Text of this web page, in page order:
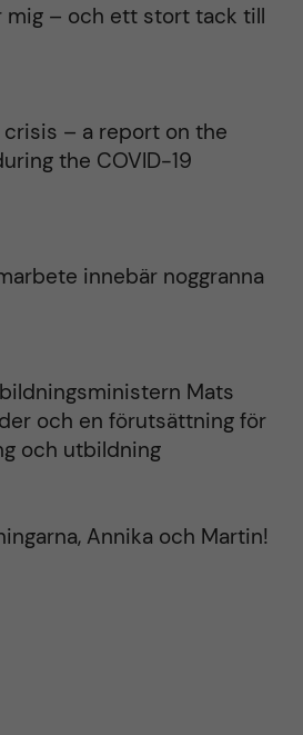
mig – och ett stort tack till
– a report on the
the COVID-19
innebär noggranna
Mats
och en förutsättning för
och utbildning
Annika och Martin!